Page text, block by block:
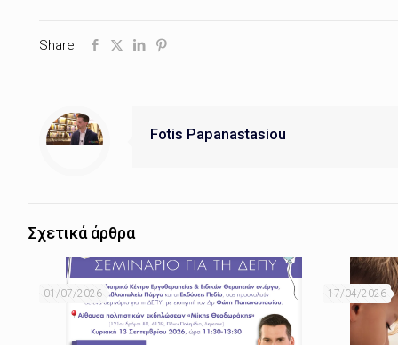
Share
Fotis Papanastasiou
Σχετικά άρθρα
01/07/2026 17/04/2026